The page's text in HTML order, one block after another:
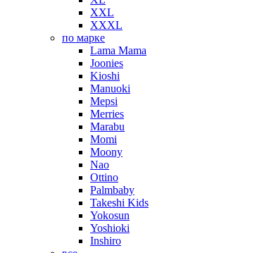
XXL
XXXL
по марке
Lama Mama
Joonies
Kioshi
Manuoki
Mepsi
Merries
Marabu
Momi
Moony
Nao
Ottino
Palmbaby
Takeshi Kids
Yokosun
Yoshioki
Inshiro